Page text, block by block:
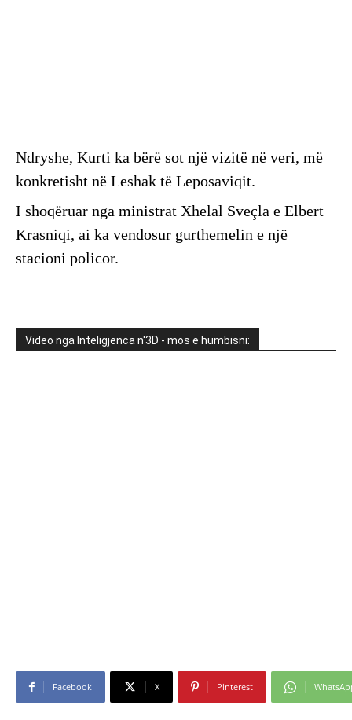
Ndryshe, Kurti ka bërë sot një vizitë në veri, më
konkretisht në Leshak të Leposaviqit.
I shoqëruar nga ministrat Xhelal Sveçla e Elbert
Krasniqi, ai ka vendosur gurthemelin e një
stacioni policor.
Video nga Inteligjenca n'3D - mos e humbisni:
Facebook X Pinterest